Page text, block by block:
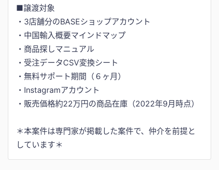
■譲渡対象
・3店舗分のBASEショップアカウント
・中国輸入概要マインドマップ
・商品探しマニュアル
・受注データCSV変換シート
・無料サポート期間（６ヶ月）
・Instagramアカウント
・販売価格約22万円の商品在庫（2022年9月時点）
＊本案件は専門家が掲載した案件で、仲介を前提と
しています＊